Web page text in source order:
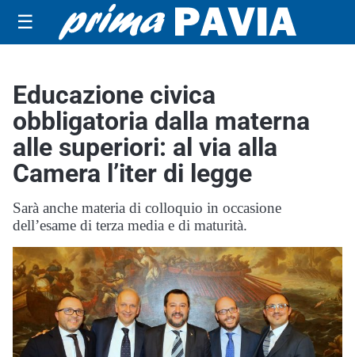
☰
Educazione civica
obbligatoria dalla materna
alle superiori: al via alla
Camera l’iter di legge
Sarà anche materia di colloquio in occasione
dell’esame di terza media e di maturità.